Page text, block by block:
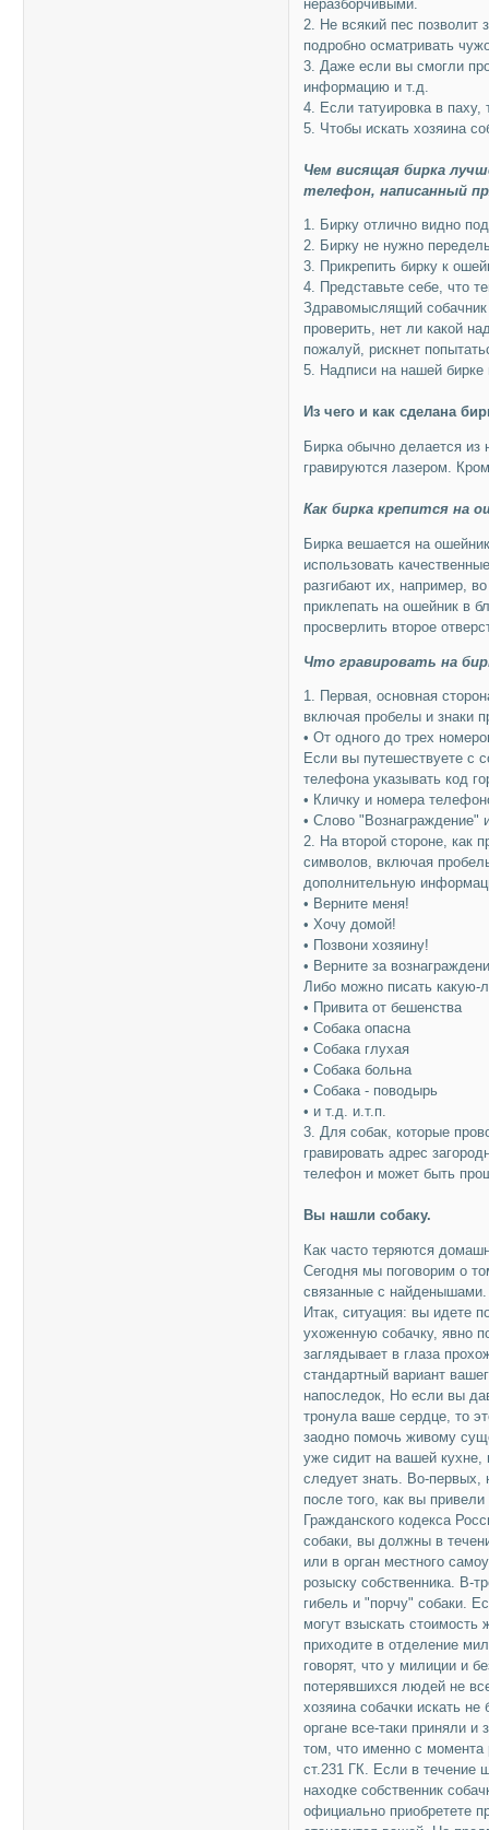
неразборчивыми.
2. Не всякий пес позволит
подробно осматривать
3. Даже если вы смогли
информацию и т.д.
4. Если татуировка в
5. Чтобы искать хозяина
Чем висящая бирка
телефон, написанный
1. Бирку отлично видно
2. Бирку не нужно
3. Прикрепить бирку к
4. Представьте себе, что
Здравомыслящий собачник
проверить, нет ли какой
пожалуй, рискнет
5. Надписи на нашей бирке
Из чего и как сделана
Бирка обычно делается
гравируются лазером.
Как бирка крепится на
Бирка вешается на
использовать
разгибают их, например,
приклепать на ошейник в
просверлить второе
Что гравировать на
1. Первая, основная
включая пробелы и знаки
• От одного до трех
Если вы путешествуете с
телефона указывать код
• Кличку и номера
• Слово "Вознаграждение"
2. На второй стороне, как
символов, включая
дополнительную
• Верните меня!
• Хочу домой!
• Позвони хозяину!
• Верните за
Либо можно писать
• Привита от бешенства
• Собака опасна
• Собака глухая
• Собака больна
• Собака - поводырь
• и т.д. и.т.п.
3. Для собак, которые
гравировать адрес
телефон и может быть
Вы нашли собаку.
Как часто теряются
Сегодня мы поговорим о
связанные с найденышами.
Итак, ситуация: вы идете
ухоженную собачку, явно
заглядывает в глаза
стандартный вариант
напоследок, Но если вы
тронула ваше сердце, то
заодно помочь живому
уже сидит на вашей кухне,
следует знать. Во-первых,
после того, как вы
Гражданского кодекса
собаки, вы должны в
или в орган местного
розыску собственника. В-
гибель и "порчу" собаки.
могут взыскать стоимость
приходите в отделение
говорят, что у милиции и
потерявшихся людей не
хозяина собачки искать
органе все-таки приняли и
том, что именно с момента
ст.231 ГК. Если в течение
находке собственник
официально приобретете